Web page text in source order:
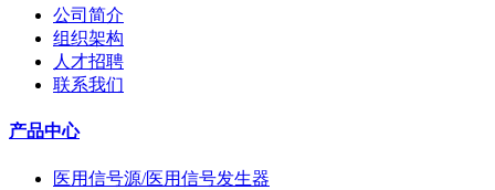
公司简介
组织架构
人才招聘
联系我们
产品中心
医用信号源/医用信号发生器